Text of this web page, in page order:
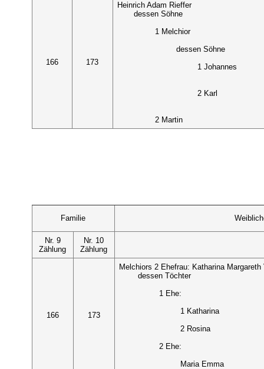
166 173
Heinrich Adam Rieffer
dessen Söhne
1 Melchior
dessen Söhne
1 Johannes
2 Karl
2 Martin
Familie
Nr. 9
Zählung
Nr. 10
Zählung
166 173
Melchiors 2 Ehefrau: Katharina Margareth
dessen Töchter
1 Ehe:
1 Katharina
2 Rosina
2 Ehe:
Maria Emma